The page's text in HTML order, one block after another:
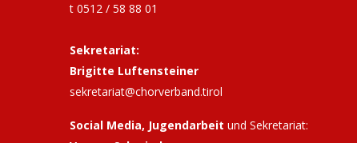
t 0512 / 58 88 01
Sekretariat:
Brigitte Luftensteiner
sekretariat@chorverband.tirol
Social Media, Jugendarbeit und Sekretariat: